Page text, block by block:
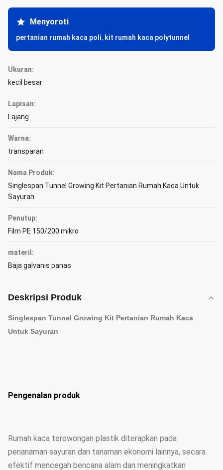
Menyoroti
pertanian rumah kaca poli, kit rumah kaca polytunnel
Ukuran:
kecil besar
Lapisan:
Lajang
Warna:
transparan
Nama Produk:
Singlespan Tunnel Growing Kit Pertanian Rumah Kaca Untuk
Sayuran
Penutup:
Film PE 150/200 mikro
materil:
Baja galvanis panas
Deskripsi Produk
Singlespan Tunnel Growing Kit Pertanian Rumah Kaca
Untuk Sayuran
Pengenalan produk
Rumah kaca terowongan plastik diterapkan pada
penanaman sayuran dan tanaman ekonomi lainnya, secara
efektif mencegah bencana alam dan meningkatkan